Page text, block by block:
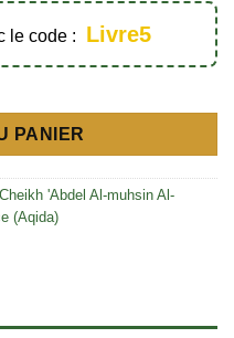
le code : Livre5
- Éditions Dar Al
PANIER
'Abdel Al-muhsin Al-
(Aqida)